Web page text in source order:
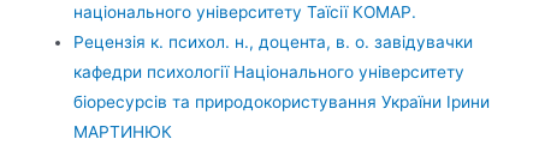
національного університету Таїсії КОМАР.
Рецензія к. психол. н., доцента, в. о. завідувачки
кафедри психології Національного університету
біоресурсів та природокористування України Ірини
МАРТИНЮК